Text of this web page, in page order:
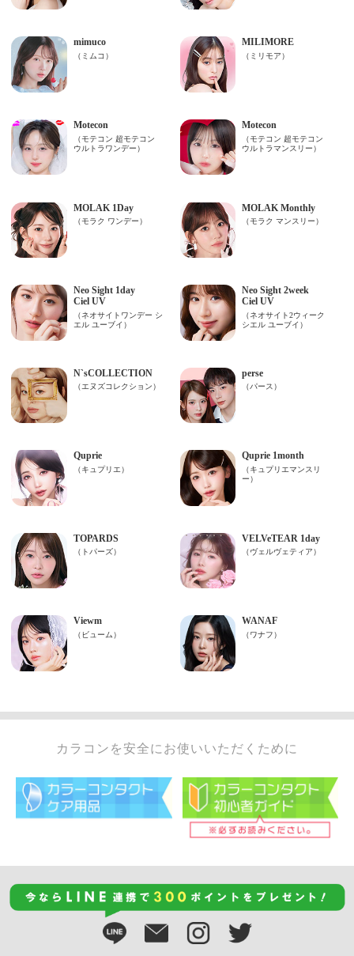
カラコンを安全にお使いいただくために